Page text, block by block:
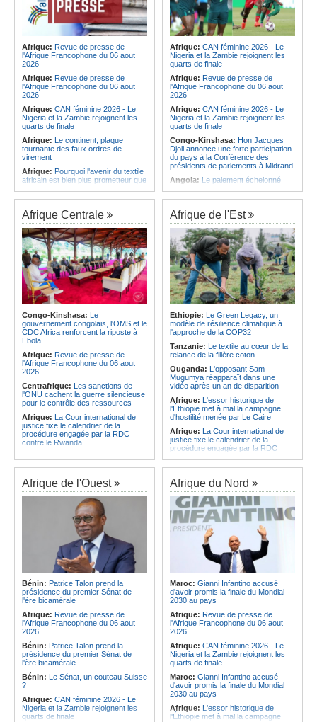
Afrique: Revue de presse de
l'Afrique Francophone du 06 aout
2026
Afrique: Revue de presse de
l'Afrique Francophone du 06 aout
2026
Afrique: CAN féminine 2026 - Le
Nigeria et la Zambie rejoignent les
quarts de finale
Afrique: Le continent, plaque
tournante des faux ordres de
virement
Afrique: Pourquoi l'avenir du textile
africain est bien plus prometteur que
Afrique:L'essor historique de
l'Éthiopie met à mal la campagne
d'hostilité menée par Le Caire
Afrique:La Cour international de
justice fixe le calendrier de la
procédure engagée par la RDC
contre le Rwanda
Afrique:Ligue des Champions de la
CAF - L'Espérance exemptée au
premier tour, le Club Africain hérite
du Djoliba AC
Afrique:Un consortium européen
développe un modèle de production
novateur pour les ingrédients
pharmaceutiques actifs, une
Afrique:Épidémie d'Ebola - Le
gouvernement renforce la riposte
CDC
Afrique: CAN féminine 2026 - Le
Nigeria et la Zambie rejoignent les
quarts de finale
Afrique: Revue de presse de
l'Afrique Francophone du 06 aout
2026
Afrique: CAN féminine 2026 - Le
Nigeria et la Zambie rejoignent les
quarts de finale
Congo-Kinshasa: Hon Jacques
Djoli annonce une forte participation
du pays à la Conférence des
présidents de parlements à Midrand
Angola: Le paiement échelonné
Angola:Jiu-jitsu - Le pays
décroche une troisième médaille à
Abou Dabi
Afrique:Ju-Jitsu - La délégation
angolaise reçue par l'ambassadeur
d'Angola aux Émirats arabes unis
Angola:Une expédition automobile
favorise le tourisme à Humpata
Angola:La WAS-AC souhaite
collaborer avec le pays pour
stimuler l'aquaculture
Afrique:Un groupe parlementaire
se penche sur le rôle des femmes
dans l'interaction avec les
communautés
Afrique Centrale
Congo-Kinshasa: Le
gouvernement congolais, l'OMS et le
CDC Africa renforcent la riposte à
Ebola
Afrique: Revue de presse de
l'Afrique Francophone du 06 aout
2026
Centrafrique: Les sanctions de
l'ONU cachent la guerre silencieuse
pour le contrôle des ressources
Afrique: La Cour international de
justice fixe le calendrier de la
procédure engagée par la RDC
contre le Rwanda
Congo-Kinshasa:Plan stratégique
triennal 2026-2028 - L'IGF place la
digitalisation au coeur des réformes
Congo-Kinshasa:RDC - Félix
Tshisekedi place le CEFOCK au
coeur de bataille de l'appropriation
du Génocost !
Congo-Kinshasa: Matadi - Le
Kongo Central lance la campagne
de sensibilisation au deuxième
Recensement général de la
population et de l'habitat
Congo-Kinshasa: Le VPM Shabani
remet aux organisations politiques la
directive ministérielle de l'année
politique 2026
Congo-Kinshasa:Gratien de
Saint-Nicolas Iracan - « Je ne
soutiendrai jamais un dialogue
destiné au partage du pouvoir ou à
la légitimation des groupes armés »
Afrique de l'Est
Ethiopie: Le Green Legacy, un
modèle de résilience climatique à
l'approche de la COP32
Tanzanie: Le textile au cœur de la
relance de la filière coton
Ouganda: L'opposant Sam
Mugumya réapparaît dans une
vidéo après un an de disparition
Afrique: L'essor historique de
l'Éthiopie met à mal la campagne
d'hostilité menée par Le Caire
Afrique: La Cour international de
justice fixe le calendrier de la
procédure engagée par la RDC
Ethiopie:Addis-Abeba - L'église
d'Afrique lance officiellement son
'cheminement' vers la grande
Assemblée de 2028
Afrique de l'Est: Le pari du régime
érythréen - Pousser le Tigray vers
une zone tampon dans le cadre
d'une nouvelle guerre par
procuration
Ethiopie:Le Premier ministre Abiy
inaugure le nouveau terminal de
l'aéroport international de Bahir Dar
Afrique:La Croix-Rouge
éthiopienne appelle à une
mobilisation accrue des ressources
locales en Afrique
Afrique de l'Est:
les moyens, entraver la coopération
équitable par tous les moyens
Afrique de l'Ouest
Bénin: Patrice Talon prend la
présidence du premier Sénat de
l'ère bicamérale
Afrique: Revue de presse de
l'Afrique Francophone du 06 aout
2026
Bénin: Patrice Talon prend la
présidence du premier Sénat de
l'ère bicamérale
Bénin: Le Sénat, un couteau Suisse
?
Afrique: CAN féminine 2026 - Le
Nigeria et la Zambie rejoignent les
quarts de finale
Afrique du Nord
Maroc: Gianni Infantino accusé
d'avoir promis la finale du Mondial
2030 au pays
Afrique: Revue de presse de
l'Afrique Francophone du 06 aout
2026
Afrique: CAN féminine 2026 - Le
Nigeria et la Zambie rejoignent les
quarts de finale
Maroc: Gianni Infantino accusé
d'avoir promis la finale du Mondial
2030 au pays
Afrique: L'essor historique de
l'Éthiopie met à mal la campagne